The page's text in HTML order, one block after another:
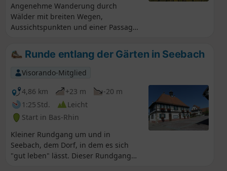
Angenehme Wanderung durch
Wälder mit breiten Wegen,
Aussichtspunkten und einer Passage
Panorama. Im Frühling kann man die
Blüten der Obstbäume genießen!
Runde entlang der Gärten in Seebach
Visorando-Mitglied
4,86 km
+23 m
-20 m
1:25 Std.
Leicht
Start in Bas-Rhin
Kleiner Rundgang um und in
Seebach, dem Dorf, in dem es sich
"gut leben" lässt. Dieser Rundgang